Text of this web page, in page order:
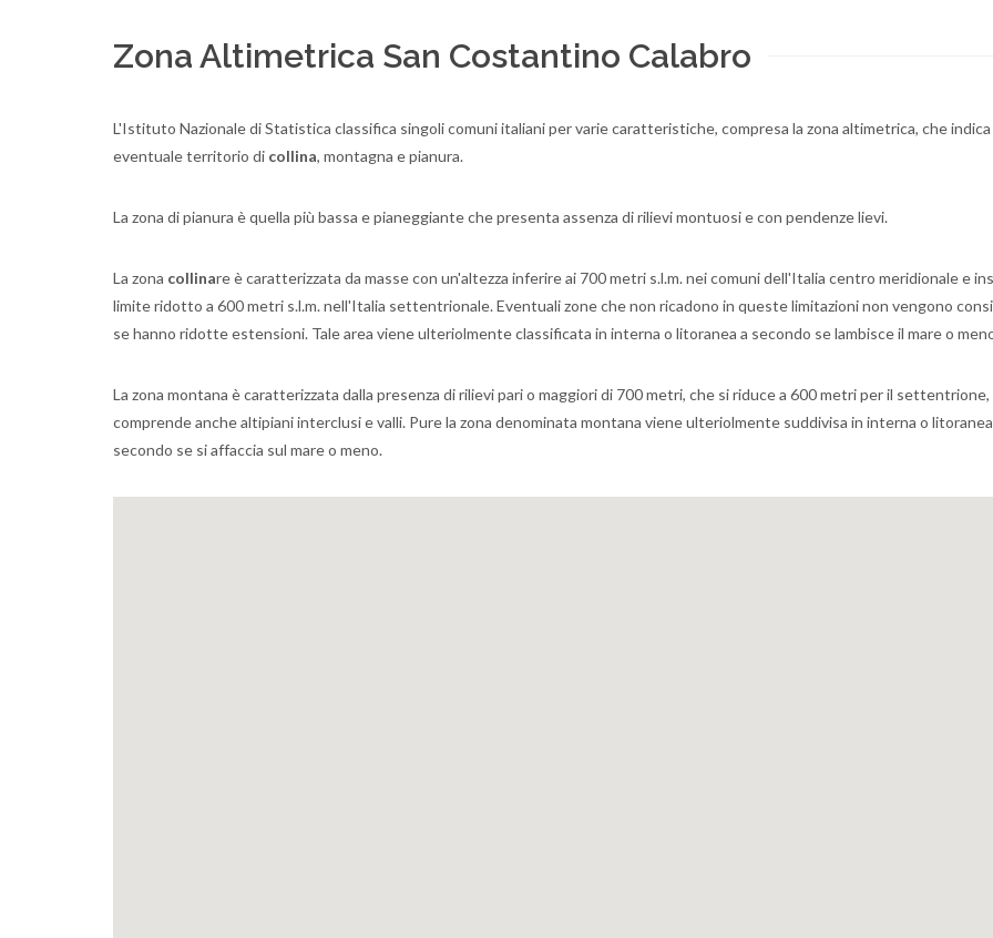
Zona Altimetrica San Costantino Calabro
L'Istituto Nazionale di Statistica classifica singoli comuni italiani per varie caratteristiche, compresa la zona altimetrica, che
eventuale territorio di collina, montagna e pianura.
La zona di pianura è quella più bassa e pianeggiante che presenta assenza di rilievi montuosi e con pendenze lievi.
La zona collinare è caratterizzata da masse con un'altezza inferire ai 700 metri s.l.m. nei comuni dell'Italia centro meridionale e
limite ridotto a 600 metri s.l.m. nell'Italia settentrionale. Eventuali zone che non ricadono in queste limitazioni non vengono
se hanno ridotte estensioni. Tale area viene ulteriolmente classificata in interna o litoranea a secondo se lambisce il mare o
La zona montana è caratterizzata dalla presenza di rilievi pari o maggiori di 700 metri, che si riduce a 600 metri per il settentrione,
comprende anche altipiani interclusi e valli. Pure la zona denominata montana viene ulteriolmente suddivisa in interna o
secondo se si affaccia sul mare o meno.